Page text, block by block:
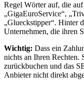
Regel Wörter auf, die
„GigaEuroService“,
„Glueckstipper“. Hinter
Unternehmen, die ihren
Wichtig: Dass ein
nichts an Ihren Rechten.
zurückbuchen und das
Anbieter nicht direkt